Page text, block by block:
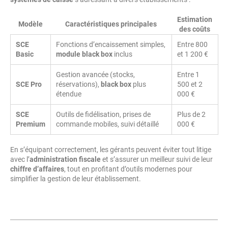
Modèle Caractéristiques principales
Estimation
des coûts
SCE
Basic
Fonctions d’encaissement simples,
module black box inclus
Entre 800
et 1 200 €
SCE Pro
Gestion avancée (stocks,
réservations), black box plus
étendue
Entre 1
500 et 2
000 €
SCE
Premium
Outils de fidélisation, prises de
commande mobiles, suivi détaillé
Plus de 2
000 €
En s’équipant correctement, les gérants peuvent éviter tout litige
avec l’administration fiscaleet s’assurer un meilleur suivi de leur
chiffre d’affaires, tout en profitant d’outils modernes pour
simplifier la gestion de leur établissement.